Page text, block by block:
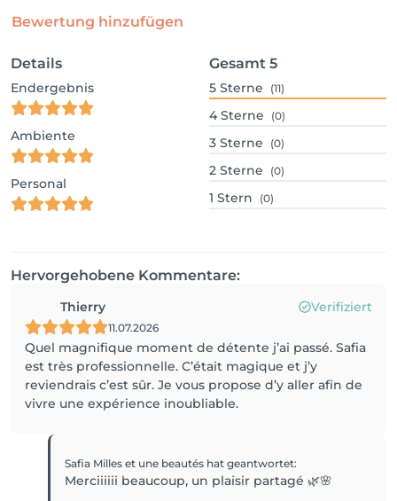
Bewertung hinzufügen
Details
Endergebnis
Ambiente
Personal
Gesamt 5
5 Sterne (11)
4 Sterne (0)
3 Sterne (0)
2 Sterne (0)
1 Stern (0)
Hervorgehobene Kommentare:
Thierry Verifiziert
11.07.2026
Quel magnifique moment de détente j’ai passé. Safia
est très professionnelle. C’était magique et j’y
reviendrais c’est sûr. Je vous propose d’y aller afin de
vivre une expérience inoubliable.
Safia Milles et une beautés hat geantwortet:
Merciiiiii beaucoup, un plaisir partagé 🌿🌸